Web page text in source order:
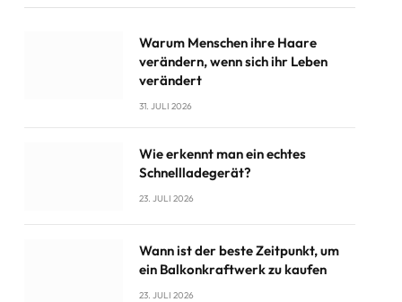
Warum Menschen ihre Haare
verändern, wenn sich ihr Leben
verändert
31. JULI 2026
Wie erkennt man ein echtes
Schnellladegerät?
23. JULI 2026
Wann ist der beste Zeitpunkt, um
ein Balkonkraftwerk zu kaufen
23. JULI 2026